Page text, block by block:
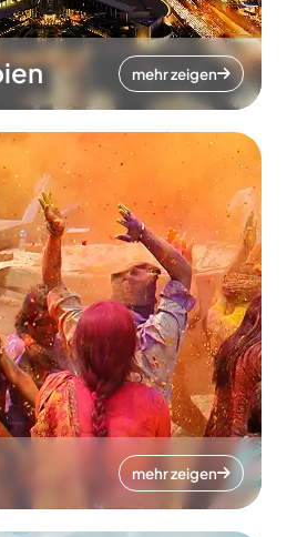
mehr zeigen
mehr zeigen